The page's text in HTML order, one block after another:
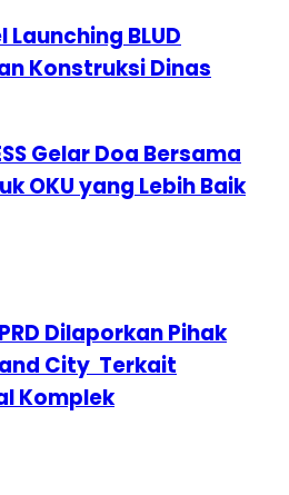
Launching BLUD
Konstruksi Dinas
Gelar Doa Bersama
OKU yang Lebih Baik
Dilaporkan Pihak
City Terkait
Komplek